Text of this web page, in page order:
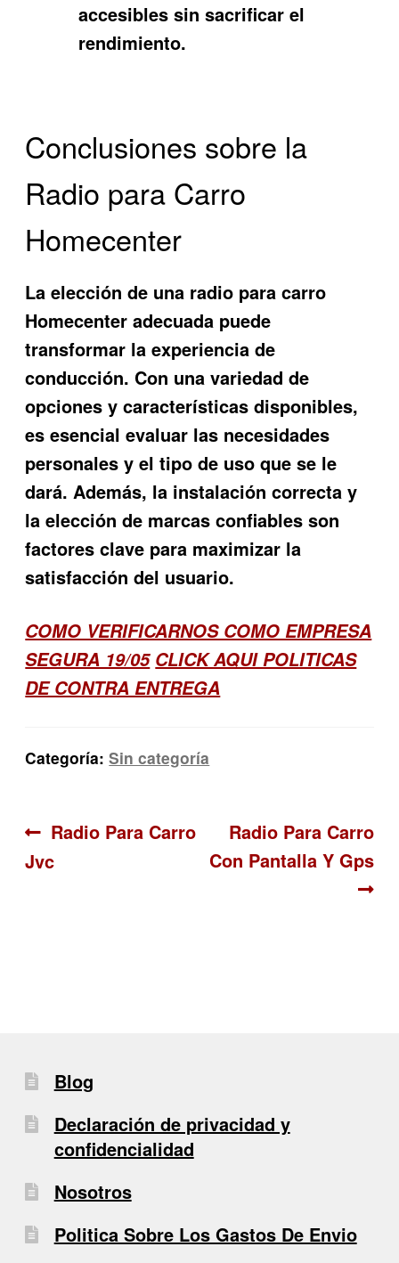
accesibles sin sacrificar el
rendimiento.
Conclusiones sobre la
Radio para Carro
Homecenter
La elección de una radio para carro
Homecenter adecuada puede
transformar la experiencia de
conducción. Con una variedad de
opciones y características disponibles,
es esencial evaluar las necesidades
personales y el tipo de uso que se le
dará. Además, la instalación correcta y
la elección de marcas confiables son
factores clave para maximizar la
satisfacción del usuario.
COMO VERIFICARNOS COMO EMPRESA
SEGURA 19/05 CLICK AQUI POLITICAS
DE CONTRA ENTREGA
Categoría:Sin categoría
Navegación
de
Anterior:
Radio Para Carro
Jvc
Siguiente:
Radio Para Carro
Con Pantalla Y Gps
Blog
Declaración de privacidad y
confidencialidad
Nosotros
Politica Sobre Los Gastos De Envio